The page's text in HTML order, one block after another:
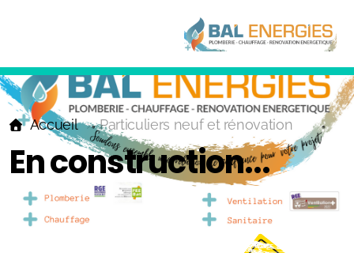
Accueil Particuliers neuf et rénovation
En construction...